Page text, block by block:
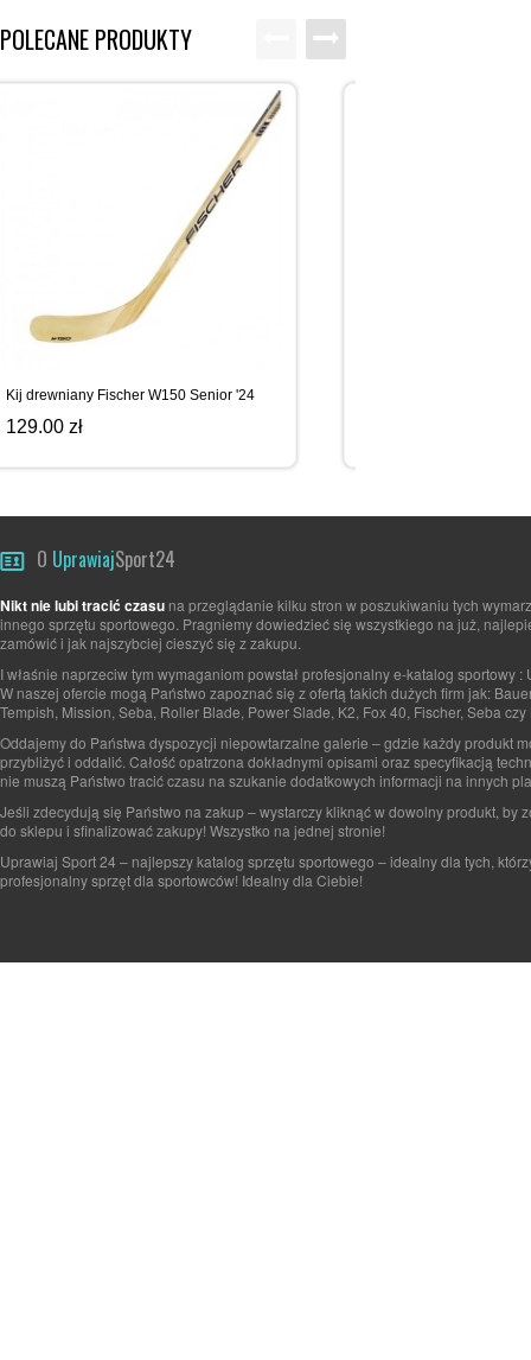
POLECANE PRODUKTY
Kij drewniany Fischer W150 Senior '24
129.00 zł
O UprawiajSport24
Nikt nie lubi tracić czasu na przeglądanie kilku stron w poszukiwaniu tych
innego sprzętu sportowego. Pragniemy dowiedzieć się wszystkiego na już,
zamówić i jak najszybciej cieszyć się z zakupu.
I właśnie naprzeciw tym wymaganiom powstał profesjonalny e-katalog sportowy :
W naszej ofercie mogą Państwo zapoznać się z ofertą takich dużych firm jak:
Tempish, Mission, Seba, Roller Blade, Power Slade, K2, Fox 40, Fischer, Seba czy
Oddajemy do Państwa dyspozycji niepowtarzalne galerie – gdzie każdy produkt
przybliżyć i oddalić. Całość opatrzona dokładnymi opisami oraz specyfikacją
nie muszą Państwo tracić czasu na szukanie dodatkowych informacji na innych
Jeśli zdecydują się Państwo na zakup – wystarczy kliknąć w dowolny produkt, by
do sklepu i sfinalizować zakupy! Wszystko na jednej stronie!
Uprawiaj Sport 24 – najlepszy katalog sprzętu sportowego – idealny dla tych,
profesjonalny sprzęt dla sportowców! Idealny dla Ciebie!